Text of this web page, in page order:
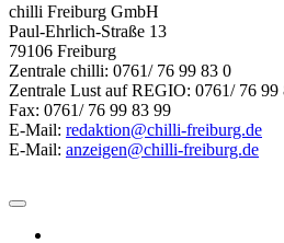
chilli Freiburg GmbH
Paul-Ehrlich-Straße 13
79106 Freiburg
Zentrale chilli: 0761/ 76 99 83 0
Zentrale Lust auf REGIO: 0761/ 76 99
Fax: 0761/ 76 99 83 99
E-Mail: redaktion@chilli-freiburg.de
E-Mail: anzeigen@chilli-freiburg.de